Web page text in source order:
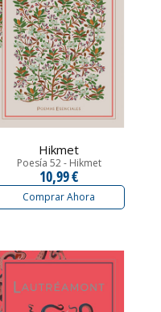
Hikmet
Poesía 52 - Hikmet
10,99 €
Comprar Ahora